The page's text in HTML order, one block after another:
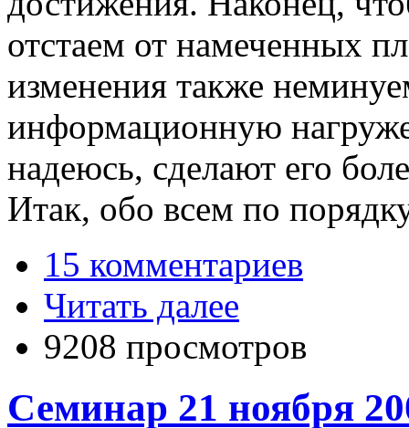
отстаем от намеченных
изменения также
информационную
надеюсь, сделают его
Итак, обо всем по
15 комментариев
Читать далее
9208 просмотров
Семинар 21 ноября